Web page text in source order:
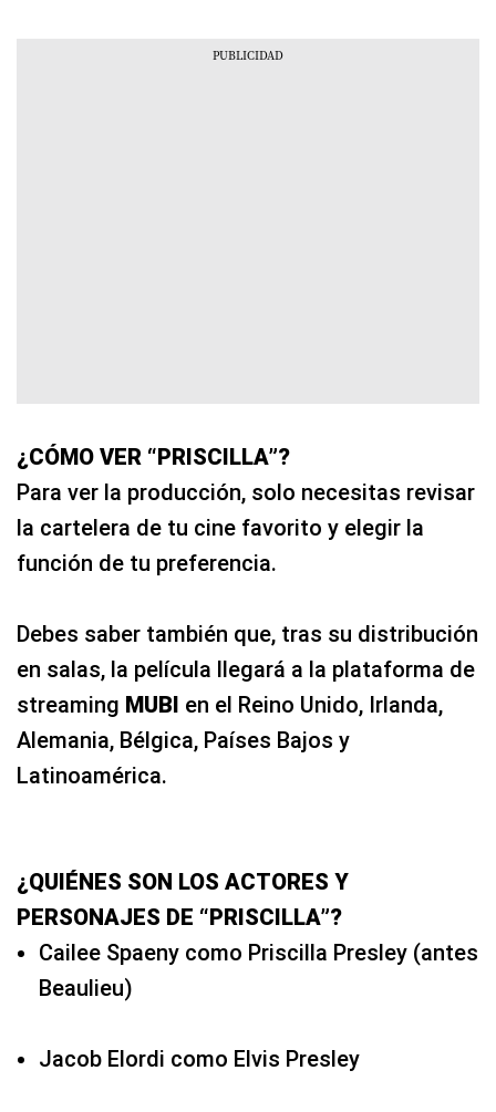
¿CÓMO VER “PRISCILLA”?
Para ver la producción, solo necesitas revisar
la cartelera de tu cine favorito y elegir la
función de tu preferencia.
Debes saber también que, tras su distribución
en salas, la película llegará a la plataforma de
streaming MUBI en el Reino Unido, Irlanda,
Alemania, Bélgica, Países Bajos y
Latinoamérica.
¿QUIÉNES SON LOS ACTORES Y
PERSONAJES DE “PRISCILLA”?
Cailee Spaeny como Priscilla Presley (antes
Beaulieu)
Jacob Elordi como Elvis Presley